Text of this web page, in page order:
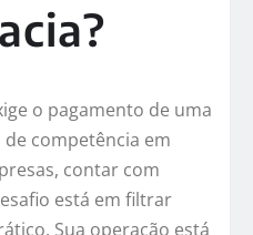
o pagamento de uma
competência em
contar com
está em filtrar
Sua operação está